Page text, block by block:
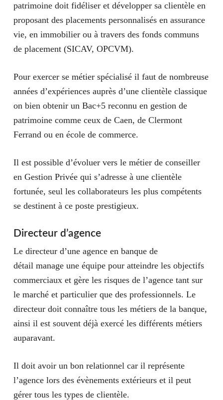
patrimoinedoit fidéliser et développer sa clientèle en
proposant des placements personnalisésen assurance
vie, en immobilier ou à travers des fonds communs
de placement (SICAV, OPCVM).
Pour exercer se métier spécialisé il faut de nombreuse
années d’expériencesauprès d’une clientèle classique
on bien obtenir un Bac+5 reconnu en gestion de
patrimoine comme ceux de Caen, de Clermont
Ferrand ou en école de commerce.
Il est possible d’évoluer vers le métier de conseiller
en Gestion Privée qui s’adresse à uneclientèle
fortunée, seul les collaborateurs les plus compétents
se destinent à ce poste prestigieux.
Directeur d’agence
Le directeur d’une agence en banque de
détailmanage une équipe pour atteindre les objectifs
commerciauxet gère les risquesde l’agence tant sur
le marché et particulier que des professionnels. Le
directeur doit connaîtretous les métiers de la banque,
ainsi il est souvent déjà exercé les différents métiers
auparavant.
Il doit avoir un bon relationnel car il représente
l’agence lors des évènements extérieurs et il peut
gérer tous les types de clientèle.